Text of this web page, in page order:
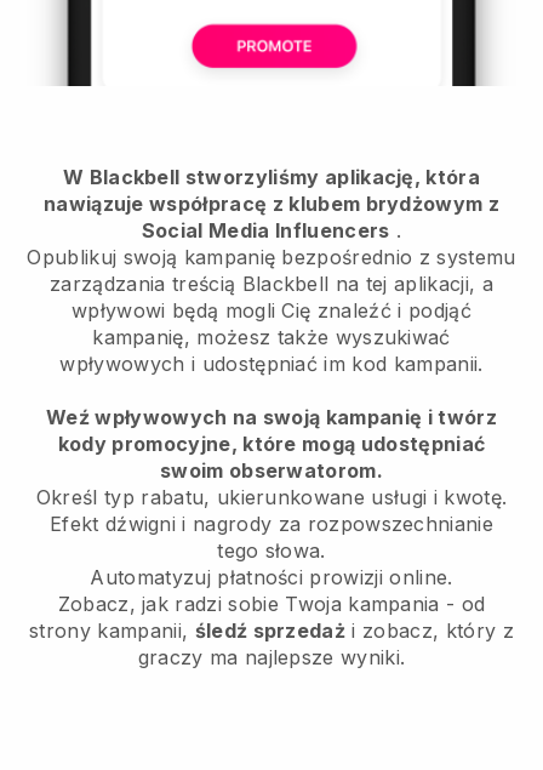
W Blackbell stworzyliśmy aplikację, która
nawiązuje współpracę z klubem brydżowym z
Social Media Influencers .
Opublikuj swoją kampanię bezpośrednio z systemu
zarządzania treścią Blackbell na tej aplikacji, a
wpływowi będą mogli Cię znaleźć i podjąć
kampanię, możesz także wyszukiwać
wpływowych i udostępniać im kod kampanii.
Weź wpływowych na swoją kampanię i twórz
kody promocyjne, które mogą udostępniać
swoim obserwatorom.
Określ typ rabatu, ukierunkowane usługi i kwotę.
Efekt dźwigni i nagrody za rozpowszechnianie
tego słowa.
Automatyzuj płatności prowizji online.
Zobacz, jak radzi sobie Twoja kampania - od
strony kampanii, śledź sprzedaż i zobacz, który z
graczy ma najlepsze wyniki.